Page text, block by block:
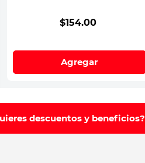
$154.00
Agregar
descuentos y beneficios?